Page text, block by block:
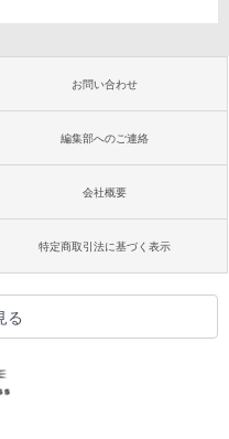
お問い合わせ
編集部へのご連絡
会社概要
特定商取引法に基づく表示
る